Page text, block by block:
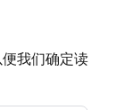
我们确定读